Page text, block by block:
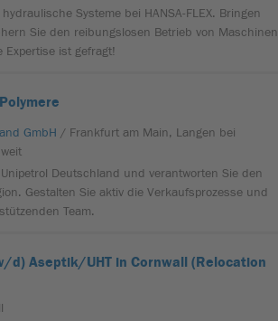
Systeme bei HANSA-FLEX. Bringen
Sie den reibungslosen Betrieb von Maschinen
ist gefragt!
GmbH / Frankfurt am Main, Langen bei
Deutschland und verantworten Sie den
Gestalten Sie aktiv die Verkaufsprozesse und
Team.
Aseptik/UHT in Cornwall (Relocation